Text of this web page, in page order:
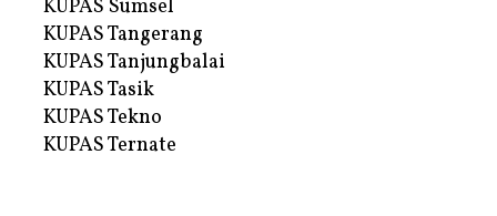
KUPAS Sumsel
KUPAS Tangerang
KUPAS Tanjungbalai
KUPAS Tasik
KUPAS Tekno
KUPAS Ternate